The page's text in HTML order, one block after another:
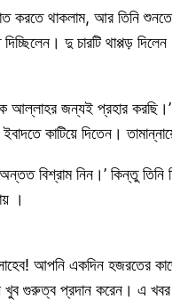
করতে থাকলাম, আর তিনি
দু চারটি থাপ্পড়
জন্যই প্রহার করছি।’
কাটিয়ে দিতেন।
অন্তত বিশ্রাম নিন।’ কিন্তু
।
সাহেব! আপনি একদিন
খুব গুরুত্ব প্রদান করেন। এ